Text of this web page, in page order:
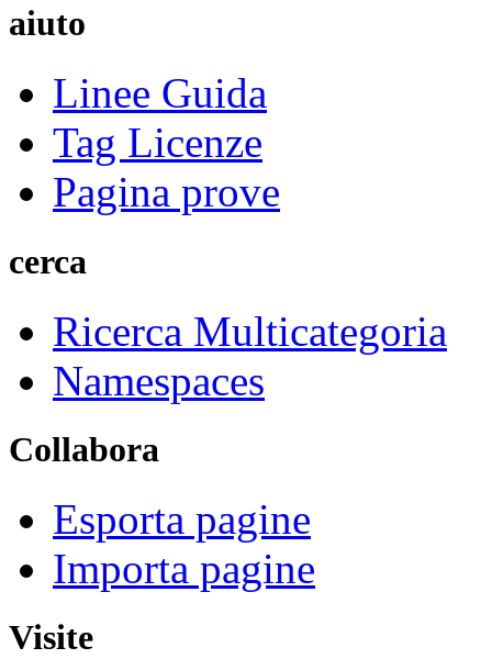
aiuto
Linee Guida
Tag Licenze
Pagina prove
cerca
Ricerca Multicategoria
Namespaces
Collabora
Esporta pagine
Importa pagine
Visite